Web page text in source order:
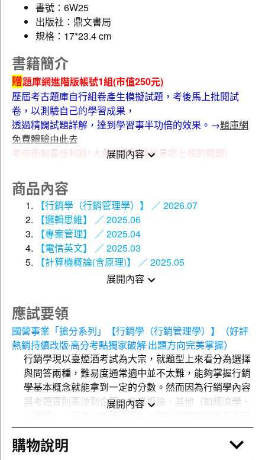
書號：6W25
出版社：鼎文書局
規格：17*23.4 cm
書籍簡介
贈題庫網進階版帳號1組(市值250元)
歷屆考古題庫自行組卷產生模擬試題，考後馬上批閱試
卷，以測驗自己的學習成果，
透過精闢試題詳解，達到學習事半功倍的效果。→題庫網
免費體驗由此去
考前衝刺最佳利器! 大量試題演練就是您上榜的關鍵!
贈雲端課程(超值好禮)
線上免費體驗名師授課內容(
的好康，一定要把握!!
照片僅供參考，詳細內容參「套書內容（產品規格）」
※親愛的讀者：本套書出版日期為最初上架日，與單書出
版日期不同，單書出版日期請依單本為主，煩請您特別注
中華電信股份有限公司所屬機構115年基層從業人員遴選
●考試資訊：
報名日期：115/1/2~115/2/2
筆試日期：115/3/14
遴選類別共計6項，錄取名額合計399名
※一律採網路報名
※分雙北、台中、高雄3個考區辦理
●共同資格條件：
展開內容
商品內容
【行銷學（行銷管理學）】 ／ 2026.07
【邏輯思維】 ／ 2025.06
【專案管理】 ／ 2025.04
【電信英文】 ／ 2025.03
【計算機概論(含原理)】 ／ 2025.05
展開內容
應試要領
國營事業「搶分系列」【行銷學（行銷管理學）】（好評
熱銷持續改版‧高分考點獨家破解‧出題方向完美掌握）
行銷學現以臺煙酒考試為大宗，就題型上來看分為選擇
與問答兩種，難易度通常適中並不太難，能夠掌握行銷
學基本概念就能拿到一定的分數。然而因為行銷學內容
與考題實則牽涉到企管、商業概論、其他（如經濟學、
之外，有空或行有餘力者也應當多多接觸其他學科內
容，做為自身實力強化的來源！
展開內容
購物說明